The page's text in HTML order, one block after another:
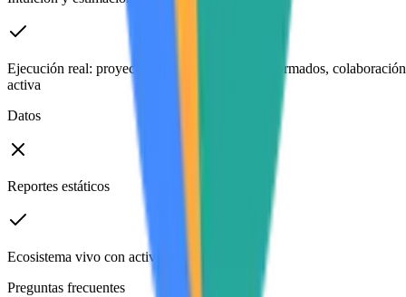
Ejecución real: proyectos publicados, equipos formados, colaboración
activa
Datos
Reportes estáticos
Ecosistema vivo con actividad continua
Preguntas frecuentes